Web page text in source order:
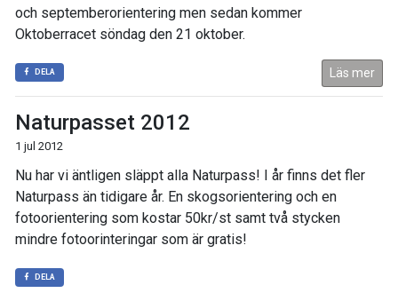
och septemberorientering men sedan kommer
Oktoberracet söndag den 21 oktober.
DELA Läs mer
Naturpasset 2012
1 jul 2012
Nu har vi äntligen släppt alla Naturpass! I år finns det fler
Naturpass än tidigare år. En skogsorientering och en
fotoorientering som kostar 50kr/st samt två stycken
mindre fotoorinteringar som är gratis!
DELA